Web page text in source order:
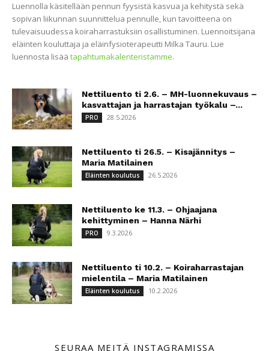
Luennolla käsitellään pennun fyysistä kasvua ja kehitystä sekä
sopivan liikunnan suunnittelua pennulle, kun tavoitteena on
tulevaisuudessa koiraharrastuksiin osallistuminen. Luennoitsijana
eläinten kouluttaja ja eläinfysioterapeutti Milka Tauru. Lue
luennosta lisää tapahtumakalenteristamme.
Nettiluento ti 2.6. – MH-luonnekuvaus –
kasvattajan ja harrastajan työkalu –...
PRO 28.5.2026
Nettiluento ti 26.5. – Kisajännitys –
Maria Matilainen
Eläinten koulutus 26.5.2026
Nettiluento ke 11.3. – Ohjaajana
kehittyminen – Hanna Närhi
PRO 9.3.2026
Nettiluento ti 10.2. – Koiraharrastajan
mielentila – Maria Matilainen
Eläinten koulutus 10.2.2026
SEURAA MEITÄ INSTAGRAMISSA